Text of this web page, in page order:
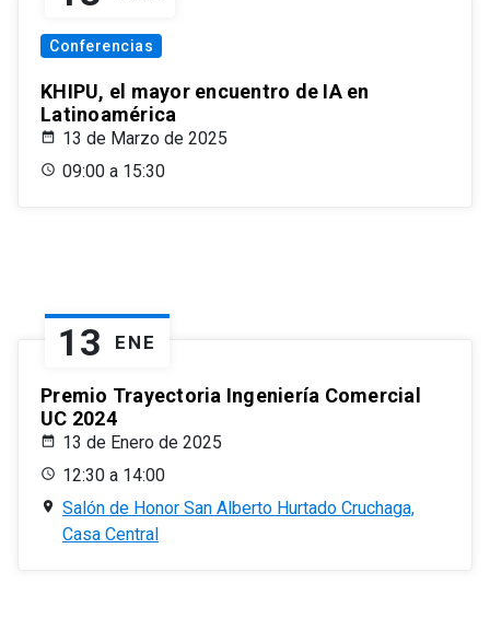
Conferencias
KHIPU, el mayor encuentro de IA en
Latinoamérica
13 de Marzo de 2025
09:00 a 15:30
13 ENE
Premio Trayectoria Ingeniería Comercial
UC 2024
13 de Enero de 2025
12:30 a 14:00
Salón de Honor San Alberto Hurtado Cruchaga,
Casa Central